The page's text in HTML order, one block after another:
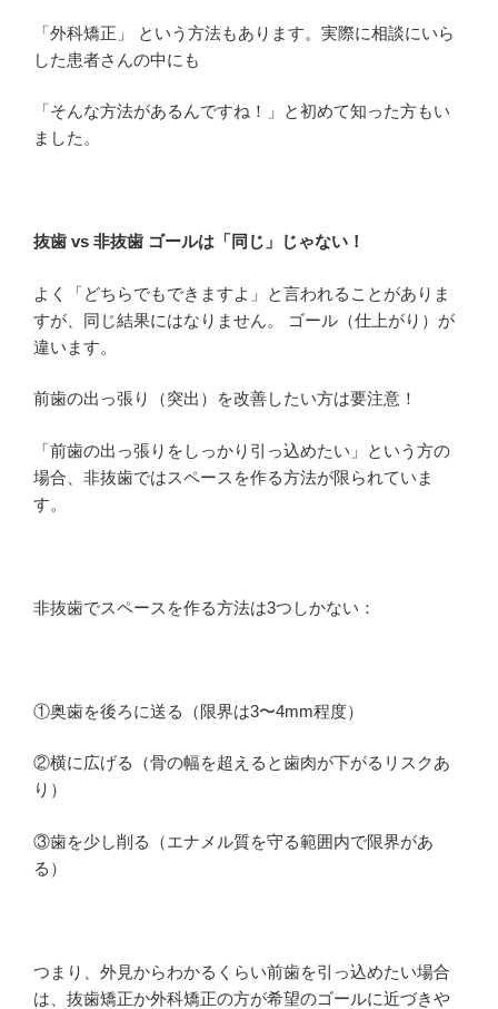
「外科矯正」 という方法もあります。 実際に相談にいら
した患者さんの中にも
「そんな方法があるんですね！」と初めて知った方もい
ました。
抜歯 vs 非抜歯 ゴールは「同じ」じゃない！
よく「どちらでもできますよ」と言われることがありま
すが、同じ結果にはなりません。 ゴール（仕上がり）が
違います。
前歯の出っ張り（突出）を改善したい方は要注意！
「前歯の出っ張りをしっかり引っ込めたい」という方の
場合、非抜歯ではスペースを作る方法が限られていま
す。
非抜歯でスペースを作る方法は3つしかない：
①奥歯を後ろに送る（限界は3〜4mm程度）
②横に広げる（骨の幅を超えると歯肉が下がるリスクあ
り）
③歯を少し削る（エナメル質を守る範囲内で限界があ
る）
つまり、外見からわかるくらい前歯を引っ込めたい場合
は、抜歯矯正か外科矯正の方が希望のゴールに近づきや